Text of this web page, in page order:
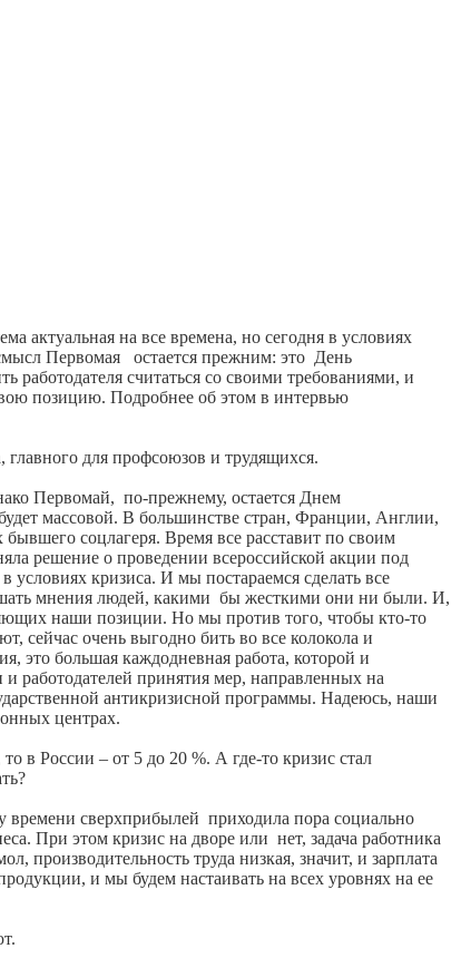
актуальная на все времена, но сегодня в условиях
Первомая остается прежним: это День
работодателя считаться со своими требованиями, и
позицию. Подробнее об этом в интервью
главного для профсоюзов и трудящихся.
Первомай, по-прежнему, остается Днем
массовой. В большинстве стран, Франции, Англии,
соцлагеря. Время все расставит по своим
решение о проведении всероссийской акции под
кризиса. И мы постараемся сделать все
мнения людей, какими бы жесткими они ни были. И,
наши позиции. Но мы против того, чтобы кто-то
сейчас очень выгодно бить во все колокола и
это большая каждодневная работа, которой и
работодателей принятия мер, направленных на
антикризисной программы. Надеюсь, наши
центрах.
в России – от 5 до 20 %. А где-то кризис стал
времени сверхприбылей приходила пора социально
При этом кризис на дворе или нет, задача работника
производительность труда низкая, значит, и зарплата
и мы будем настаивать на всех уровнях на ее